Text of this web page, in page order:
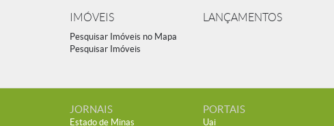
IMÓVEIS
Pesquisar Imóveis no Mapa
Pesquisar Imóveis
LANÇAMENTOS
JORNAIS
Estado de Minas
PORTAIS
Uai